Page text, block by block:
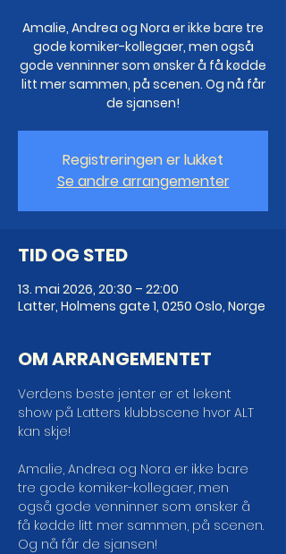
Amalie, Andrea og Nora er ikke bare tre
gode komiker-kollegaer, men også
gode venninner som ønsker å få kødde
litt mer sammen, på scenen. Og nå får
de sjansen!
Registreringen er lukket
Se andre arrangementer
TID OG STED
13. mai 2026, 20:30 – 22:00
Latter, Holmens gate 1, 0250 Oslo, Norge
OM ARRANGEMENTET
Verdens beste jenter er et lekent
show på Latters klubbscene hvor ALT
kan skje!
Amalie, Andrea og Nora er ikke bare
tre gode komiker-kollegaer, men
også gode venninner som ønsker å
få kødde litt mer sammen, på scenen.
Og nå får de sjansen!